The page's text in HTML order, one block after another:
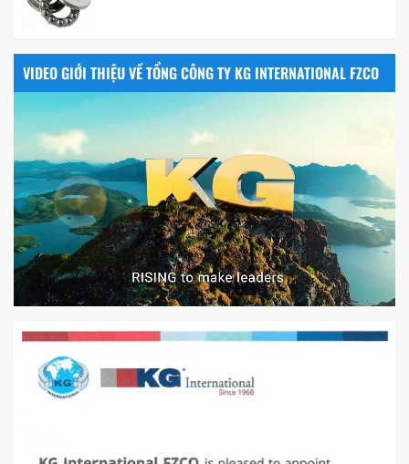
VIDEO GIỚI THIỆU VỀ TỔNG CÔNG TY KG INTERNATIONAL FZCO